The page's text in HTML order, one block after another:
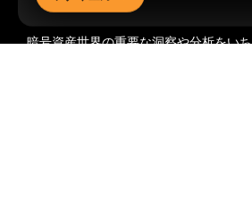
暗号資産世界の重要な洞察や分析をい